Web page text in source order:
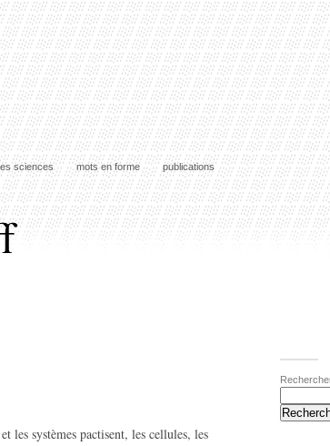
sciences mots en forme publications
les systèmes pactisent, les cellules, les